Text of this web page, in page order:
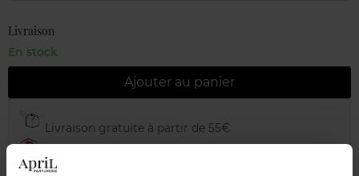
Livraison
En stock
Ajouter au panier
Livraison gratuite à partir de 55€
Retour gratuit dans votre magasin